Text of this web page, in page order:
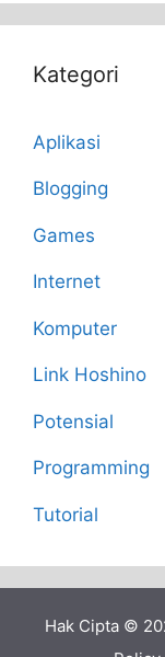
Kategori
Aplikasi
Blogging
Games
Internet
Komputer
Link Hoshino
Potensial
Programming
Tutorial
Hak Cipta ©